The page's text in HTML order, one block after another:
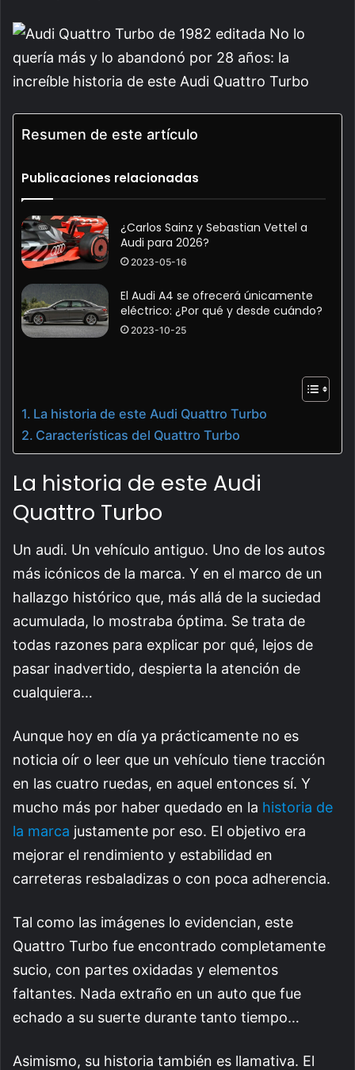
Resumen de este artículo
Publicaciones relacionadas
¿Carlos Sainz y Sebastian Vettel a
Audi para 2026?
2023-05-16
El Audi A4 se ofrecerá únicamente
eléctrico: ¿Por qué y desde cuándo?
2023-10-25
La historia de este Audi Quattro Turbo
Características del Quattro Turbo
La historia de este Audi
Quattro Turbo
Un audi. Un vehículo antiguo. Uno de los autos
más icónicos de la marca. Y en el marco de un
hallazgo histórico que, más allá de la suciedad
acumulada, lo mostraba óptima. Se trata de
todas razones para explicar por qué, lejos de
pasar inadvertido, despierta la atención de
cualquiera…
Aunque hoy en día ya prácticamente no es
noticia oír o leer que un vehículo tiene tracción
en las cuatro ruedas, en aquel entonces sí. Y
mucho más por haber quedado en la historia de
la marca justamente por eso. El objetivo era
mejorar el rendimiento y estabilidad en
carreteras resbaladizas o con poca adherencia.
Tal como las imágenes lo evidencian, este
Quattro Turbo fue encontrado completamente
sucio, con partes oxidadas y elementos
faltantes. Nada extraño en un auto que fue
echado a su suerte durante tanto tiempo…
Asimismo, su historia también es llamativa. El